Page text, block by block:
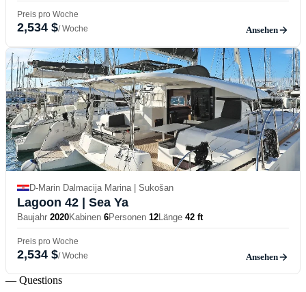
Preis pro Woche
2,534 $/ Woche Ansehen
D-Marin Dalmacija Marina | Sukošan
Lagoon 42 | Sea Ya
Baujahr 2020Kabinen 6Personen 12Länge 42 ft
Preis pro Woche
2,534 $/ Woche Ansehen
— Questions